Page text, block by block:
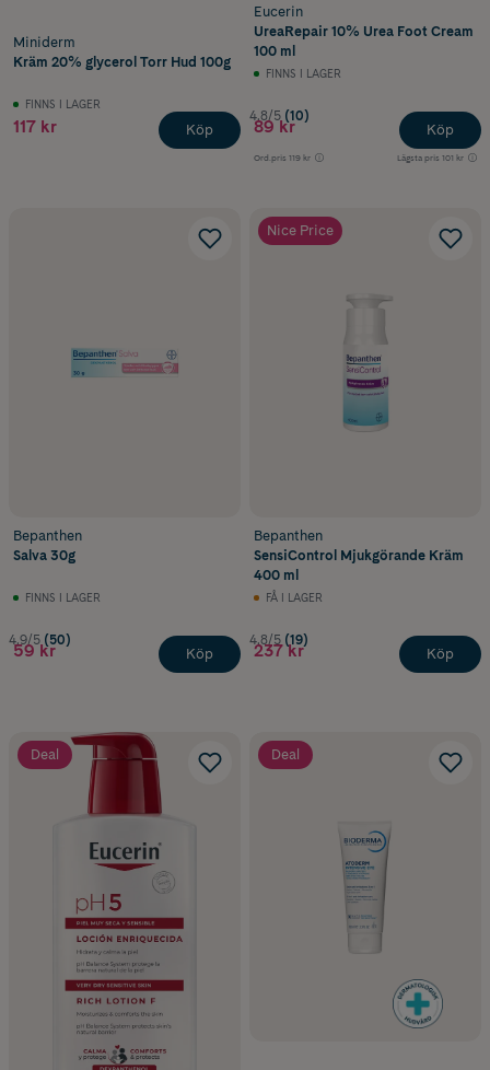
Miniderm
Kräm 20% glycerol Torr Hud 100g
FINNS I LAGER
117 kr Köp
Eucerin
UreaRepair 10% Urea Foot Cream
100 ml
FINNS I LAGER
4.8/5 (10)
89 kr
Ord.pris 119 kr Lägsta pris 101 kr
Köp
Bepanthen
Salva 30g
FINNS I LAGER
4.9/5 (50)
59 kr Köp
Nice Price
Bepanthen
SensiControl Mjukgörande Kräm
400 ml
FÅ I LAGER
4.8/5 (19)
237 kr Köp
Deal Deal